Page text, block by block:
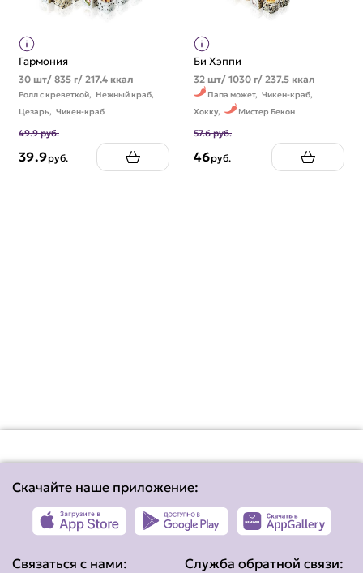
Гармония
30 шт/ 835 г/ 217.4 ккал
Ролл с креветкой, Нежный краб,
Цезарь, Чикен-краб
49.9 руб.
39.9руб.
Би Хэппи
32 шт/ 1030 г/ 237.5 ккал
Папа может, Чикен-краб,
Хокку,
Мистер Бекон
57.6 руб.
46руб.
Скачайте наше приложение:
Связаться с нами:
Служба обратной связи: